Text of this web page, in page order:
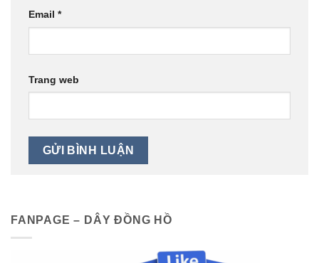
Email *
Trang web
FANPAGE – DÂY ĐỒNG HỒ